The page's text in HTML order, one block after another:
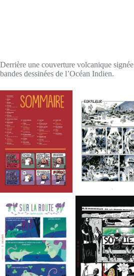
Derrière une couverture volcanique signée
bandes dessinées de l’Océan Indien.